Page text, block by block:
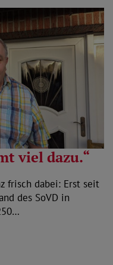
viel dazu.“
frisch dabei: Erst seit
des SoVD in